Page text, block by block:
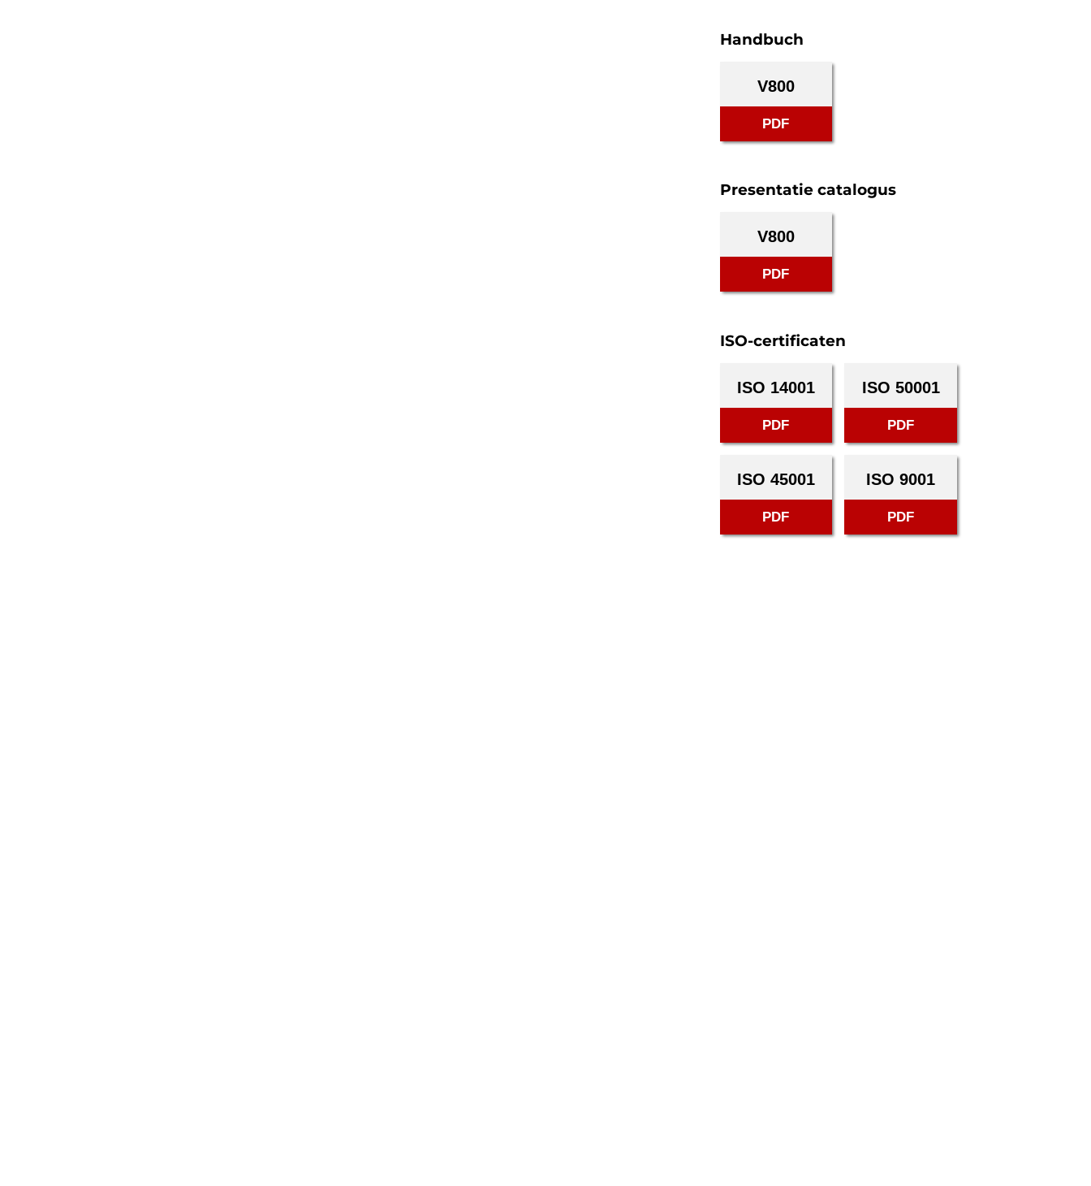
Handbuch
V800
PDF
Presentatie catalogus
V800
PDF
ISO-certificaten
ISO 14001
PDF
ISO 50001
PDF
ISO 45001
PDF
ISO 9001
PDF